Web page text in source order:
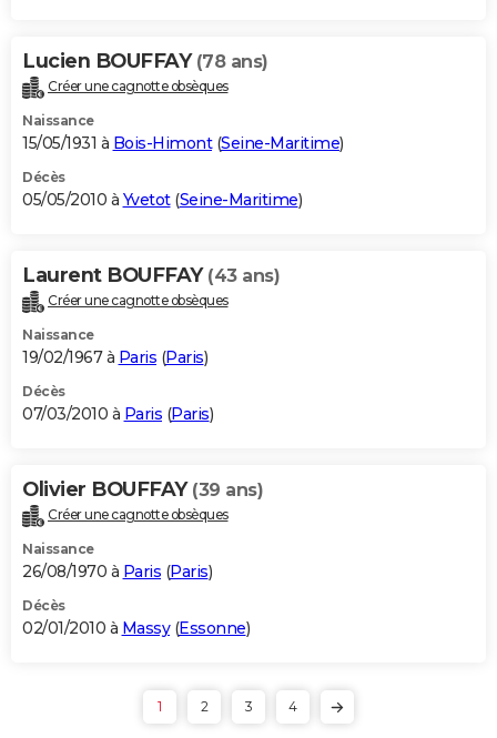
Lucien BOUFFAY (78 ans)
Créer une cagnotte obsèques
Naissance
15/05/1931 à Bois-Himont(Seine-Maritime)
Décès
05/05/2010 à Yvetot(Seine-Maritime)
Laurent BOUFFAY (43 ans)
Créer une cagnotte obsèques
Naissance
19/02/1967 à Paris (Paris)
Décès
07/03/2010 à Paris (Paris)
Olivier BOUFFAY (39 ans)
Créer une cagnotte obsèques
Naissance
26/08/1970 à Paris (Paris)
Décès
02/01/2010 à Massy(Essonne)
1 2 3 4